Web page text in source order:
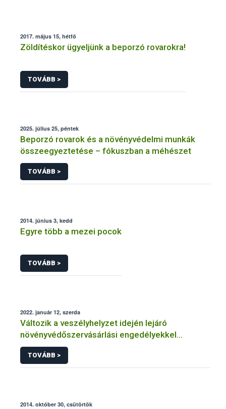
2017. május 15, hétfő
Zöldítéskor ügyeljünk a beporzó rovarokra!
TOVÁBB >
2025. július 25, péntek
Beporzó rovarok és a növényvédelmi munkák
összeegyeztetése – fókuszban a méhészet
TOVÁBB >
2014. június 3, kedd
Egyre több a mezei pocok
TOVÁBB >
2022. január 12, szerda
Változik a veszélyhelyzet idején lejáró
növényvédőszervásárlási engedélyekkel
kapcsolatos szabályozás
TOVÁBB >
2014. október 30, csütörtök